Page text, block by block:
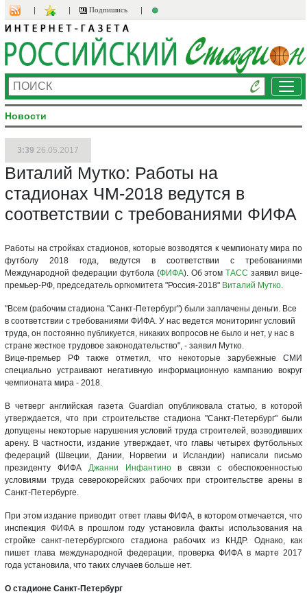
Подпишись
Новости
3:39 26.05.2017
Виталий Мутко: Работы на
стадионах ЧМ-2018 ведутся в
соответствии с требованиями ФИФА
Работы на стройках стадионов, которые возводятся к чемпионату мира по
футболу 2018 года, ведутся в соответствии с требованиями
Международной федерации футбола (ФИФА). Об этомТАСС заявил вице-
премьер-РФ, председатель оргкомитета "Россия-2018" Виталий Мутко.
"Всем (рабочим стадиона "Санкт-Петербург") были заплачены деньги. Все
в соответствии с требованиями ФИФА. У нас ведется мониторинг условий
труда, он постоянно публикуется, никаких вопросов не было и нет, у нас в
стране жесткое трудовое законодательство", - заявил Мутко.
Вице-премьер РФ также отметил, что некоторые зарубежные СМИ
специально устраивают негативную информационную кампанию вокруг
чемпионата мира - 2018.
В четверг английская газета Guardian опубликовала статью, в которой
утверждается, что при строительстве стадиона "Санкт-Петербург" были
допущены некоторые нарушения условий труда строителей, возводивших
арену. В частности, издание утверждает, что главы четырех футбольных
федераций (Швеции, Дании, Норвегии и Исландии) написали письмо
президенту ФИФА Джанни Инфантинов связи с обеспокоенностью
условиями труда северокорейских рабочих при строительстве арены в
Санкт-Петербурге.
При этом издание приводит ответ главы ФИФА, в котором отмечается, что
инспекция ФИФА в прошлом году установила факты использования на
стройке санкт-петербургского стадиона рабочих из КНДР. Однако, как
пишет глава международной федерации, проверка ФИФА в марте 2017
года установила, что таких случаев больше нет.
О стадионе Санкт-Петербург